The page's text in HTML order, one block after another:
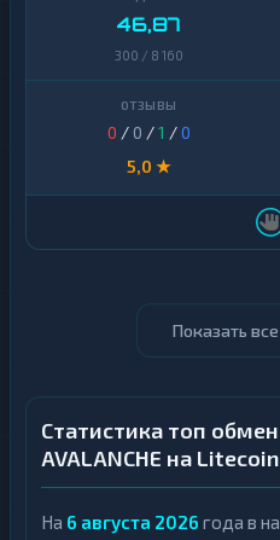
46,87
300 / 8 160
0 / 0 /1 /0
5,0 ★
Показать
Статистика топ
AVALANCHE на Litecoin
На 6 августа 2026 года в